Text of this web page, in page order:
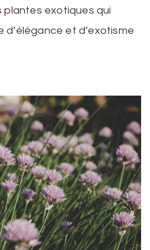
plantes exotiques qui
et d’exotisme